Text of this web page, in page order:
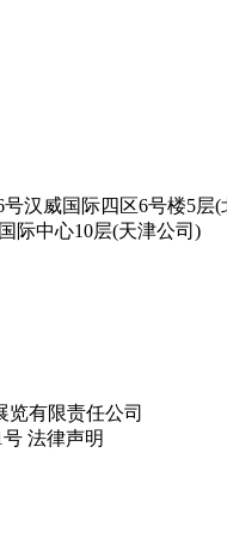
汉威国际四区6号楼5层(
中心10层(天津公司)
有限责任公司
法律声明